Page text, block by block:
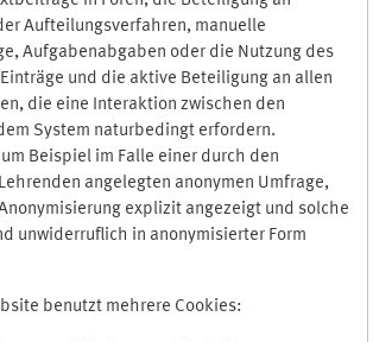
Aufteilungsverfahren, manuelle
Aufgabenabgaben oder die Nutzung des
und die aktive Beteiligung an allen
die eine Interaktion zwischen den
System naturbedingt erfordern.
Beispiel im Falle einer durch den
angelegten anonymen Umfrage,
explizit angezeigt und solche
unwiderruflich in anonymisierter Form
benutzt mehrere Cookies: